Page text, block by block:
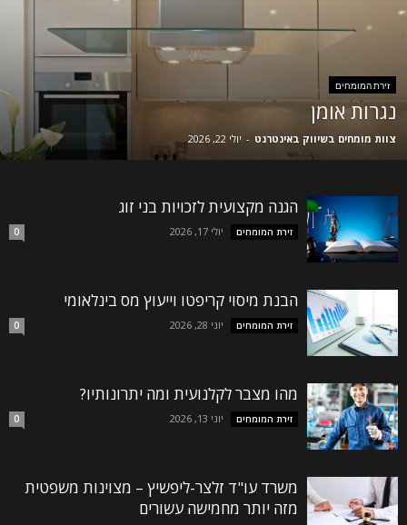
זירת המומחים
נגרות אומן
צוות מומחים בשיווק באינטרנט - יולי 22, 2026
הגנה מקצועית לזכויות בני זוג
זירת המומחים יולי 17, 2026 0
הבנת מיסוי קריפטו וייעוץ מס בינלאומי
זירת המומחים יוני 28, 2026 0
מהו מצבר לקלנועית ומה יתרונותיו?
זירת המומחים יוני 13, 2026 0
משרד עו"ד זלצר-ליפשיץ – מצוינות משפטית
מזה יותר מחמישה עשורים